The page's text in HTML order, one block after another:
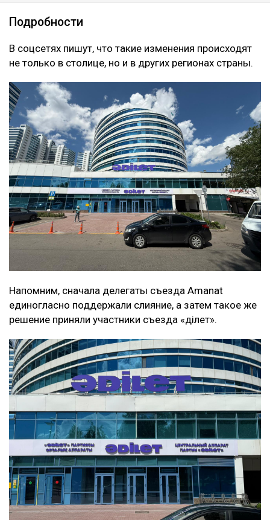
Подробности
В соцсетях пишут, что такие изменения происходят
не только в столице, но и в других регионах страны.
Напомним, сначала делегаты съезда Amanat
единогласно поддержали слияние, а затем такое же
решение приняли участники съезда «Әділет».